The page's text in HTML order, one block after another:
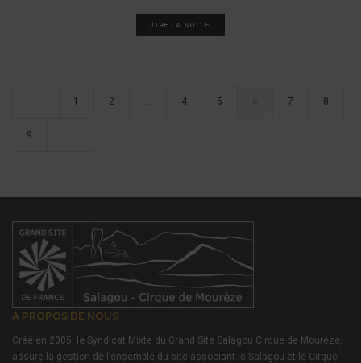
LIRE LA SUITE
1 2 4 5 7 8
9
À PROPOS DE NOUS
Créé en 2005, le Syndicat Mixte du Grand Site Salagou Cirque de Mourèze,
assure la gestion de l’ensemble du site associant le Salagou et le Cirque